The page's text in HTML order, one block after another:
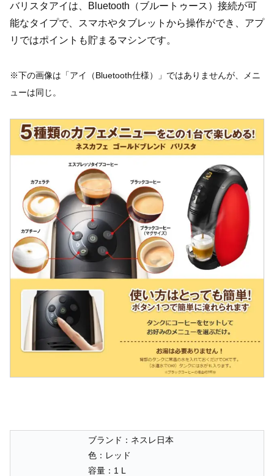
バリスタアイは、Bluetooth（ブルートゥース）接続が可
能なタイプで、スマホやタブレットから操作ができ、アプ
リではポイントも貯まるマシンです。
※下の画像は「アイ（Bluetooth仕様）」ではありませんが、メニ
ューは同じ。
ブランド：ネスレ日本
色：レッド
容量：1 L